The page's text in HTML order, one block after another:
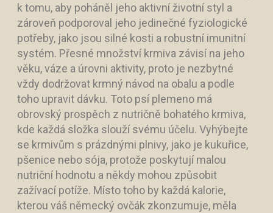
k tomu, aby poháněl jeho aktivní životní styl a
zároveň podporoval jeho jedinečné fyziologické
potřeby, jako jsou silné kosti a robustní imunitní
systém. Přesné množství krmiva závisí na jeho
věku, váze a úrovni aktivity, proto je nezbytné
vždy dodržovat krmný návod na obalu a podle
toho upravit dávku. Toto psí plemeno má
obrovský prospěch z nutričně bohatého krmiva,
kde každá složka slouží svému účelu. Vyhýbejte
se krmivům s prázdnými plnivy, jako je kukuřice,
pšenice nebo sója, protože poskytují malou
nutriční hodnotu a někdy mohou způsobit
zažívací potíže. Místo toho by každá kalorie,
kterou váš německý ovčák zkonzumuje, měla